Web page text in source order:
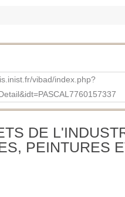
vibad/index.php?
DE
PEINTURES